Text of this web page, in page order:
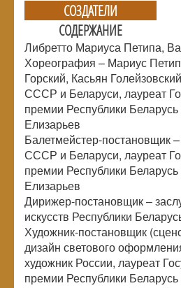
СОЗДАТЕЛИ
СОДЕРЖАНИЕ
Либретто Мариуса Петипа,
Хореография – Мариус
Горский, Касьян
СССР и Беларуси, лауреат
премии Республики
Елизарьев
Балетмейстер-постановщик
СССР и Беларуси, лауреат
премии Республики
Елизарьев
Дирижер-постановщик –
искусств Республики
Художник-постановщик
дизайн светового
художник России, лауреат
премии Республики